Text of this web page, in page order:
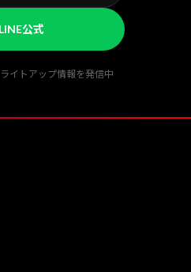
LINE公式
イトアップ情報を発信中